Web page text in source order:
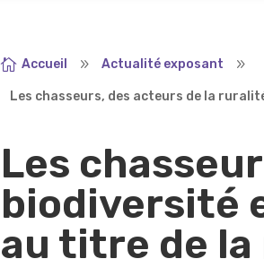
 Accueil 9 Actualité exposant 9
Les chasseurs, des acteurs de la
Les
biodiversité
au titre de